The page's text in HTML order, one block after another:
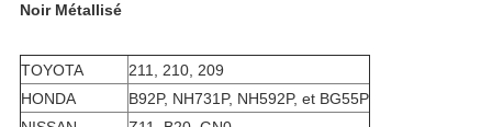
Noir Métallisé
TOYOTA
211, 210, 209
HONDA
B92P, NH731P, NH592P, et BG55P